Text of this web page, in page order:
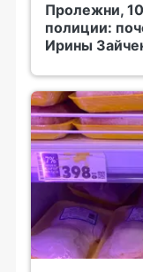
Пролежни,
полиции:
Ирины